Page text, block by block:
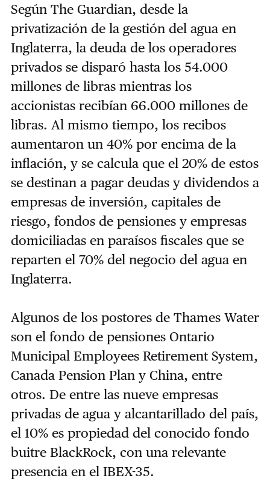
Según The Guardian, desde la
privatización de la gestión del agua en
Inglaterra, la deuda de los operadores
privados se disparó hasta los 54.000
millones de libras mientras los
accionistas recibían 66.000 millones de
libras. Al mismo tiempo, los recibos
aumentaron un 40% por encima de la
inflación, y se calcula que el 20% de estos
se destinan a pagar deudas y dividendos a
empresas de inversión, capitales de
riesgo, fondos de pensiones y empresas
domiciliadas en paraísos fiscales que se
reparten el 70% del negocio del agua en
Inglaterra.
Algunos de los postores de Thames Water
son el fondo de pensiones Ontario
Municipal Employees Retirement System,
Canada Pension Plan y China, entre
otros. De entre las nueve empresas
privadas de agua y alcantarillado del país,
el 10% es propiedad del conocido fondo
buitre BlackRock, con una relevante
presencia en el IBEX-35.